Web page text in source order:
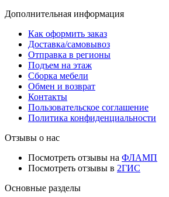
Дополнительная информация
Как оформить заказ
Доставка/самовывоз
Отправка в регионы
Подъем на этаж
Сборка мебели
Обмен и возврат
Контакты
Пользовательское соглашение
Политика конфиденциальности
Отзывы о нас
Посмотреть отзывы на ФЛАМП
Посмотреть отзывы в 2ГИС
Основные разделы